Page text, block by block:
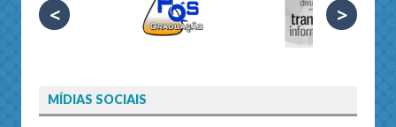
< >
MÍDIAS SOCIAIS